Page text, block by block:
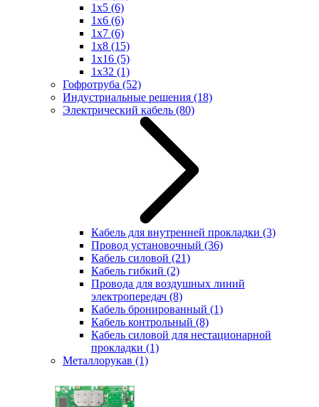
1x5 (6)
1x6 (6)
1x7 (6)
1x8 (15)
1x16 (5)
1x32 (1)
Гофротруба (52)
Индустриальные решения (18)
Электрический кабель (80)
Кабель для внутренней прокладки (3)
Провод установочный (36)
Кабель силовой (21)
Кабель гибкий (2)
Провода для воздушных линий
электропередач (8)
Кабель бронированный (1)
Кабель контрольный (8)
Кабель силовой для нестационарной
прокладки (1)
Металлорукав (1)